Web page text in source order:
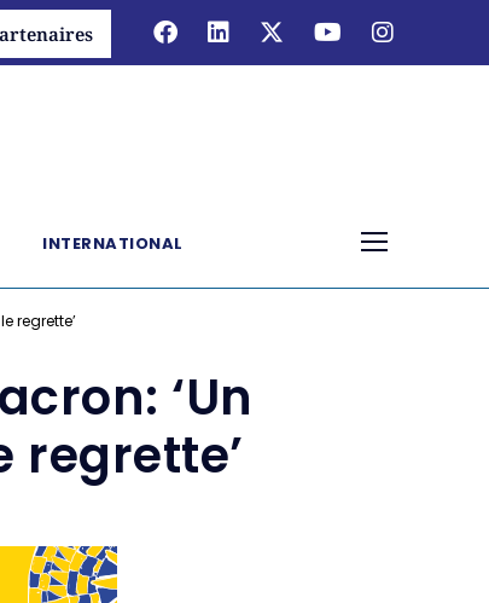
INTERNATIONAL
regrette’
‘Un
regrette’